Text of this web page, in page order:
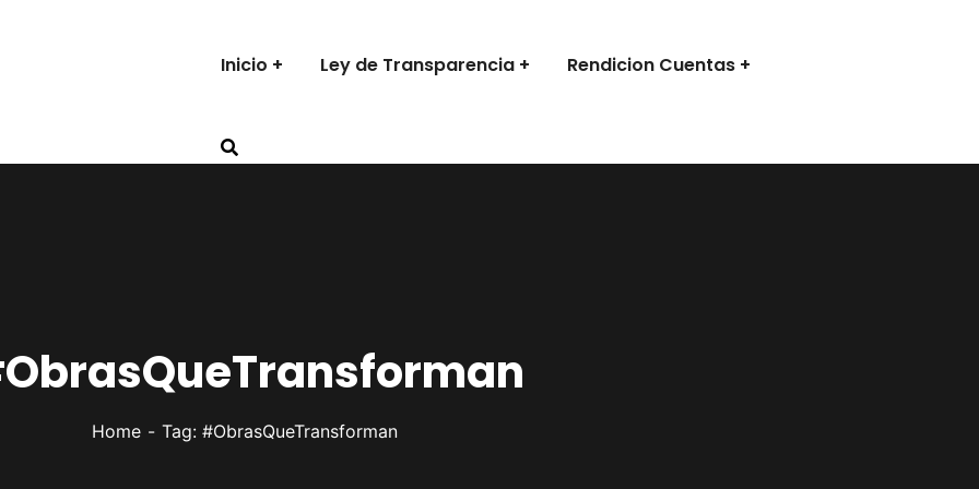
Inicio Ley de Transparencia Rendicion Cuentas
Home Tag: #ObrasQueTransforman